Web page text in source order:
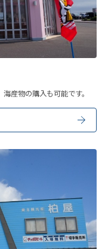
産物の購入も可能です。